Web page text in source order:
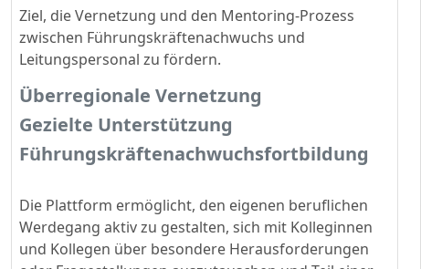
Ziel, die Vernetzung und den Mentoring-Prozess
zwischen Führungskräftenachwuchs und
Leitungspersonal zu fördern.
Überregionale Vernetzung
Gezielte Unterstützung
Führungskräftenachwuchsfortbildung
Die Plattform ermöglicht, den eigenen beruflichen
Werdegang aktiv zu gestalten, sich mit Kolleginnen
und Kollegen über besondere Herausforderungen